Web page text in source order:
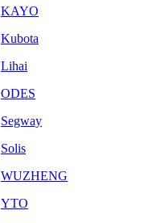
KAYO
Kubota
Lihai
ODES
Segway
Solis
WUZHENG
YTO